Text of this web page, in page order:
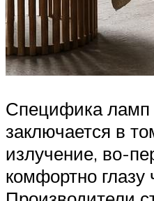
Специфика ламп
заключается в
излучение, во-
комфортно глазу